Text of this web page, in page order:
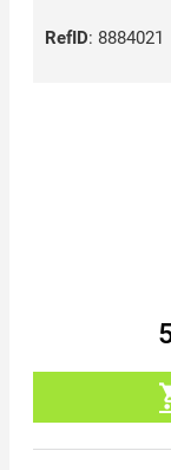
RefID: 8884021